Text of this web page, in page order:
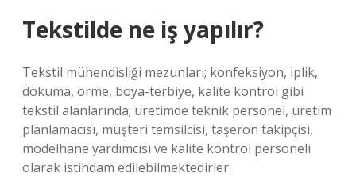
Tekstilde ne iş yapılır?
Tekstil mühendisliği mezunları; konfeksiyon, iplik,
dokuma, örme, boya-terbiye, kalite kontrol gibi
tekstil alanlarında; üretimde teknik personel, üretim
planlamacısı, müşteri temsilcisi, taşeron takipçisi,
modelhane yardımcısı ve kalite kontrol personeli
olarak istihdam edilebilmektedirler.